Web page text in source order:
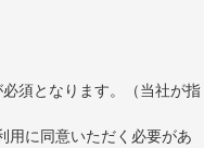
須となります。（当社が指
用に同意いただく必要があ